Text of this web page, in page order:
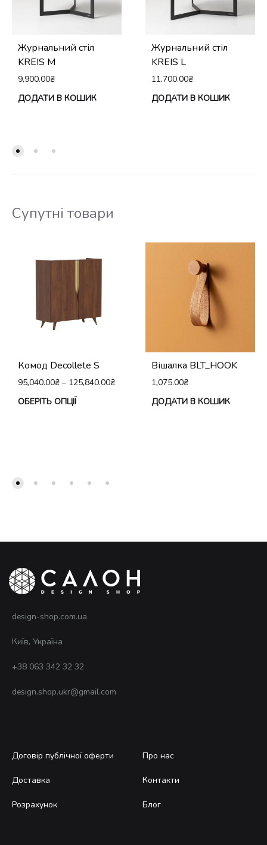
Журнальний стіл
KREIS M
9,900.00₴
ДОДАТИ В КОШИК
Журнальний стіл
KREIS L
11,700.00₴
ДОДАТИ В КОШИК
Супутні товари
Комод Decollete S
95,040.00₴ – 125,840.00₴
ОБЕРІТЬ ОПЦІЇ
товару
Вішалка BLT_HOOK
1,075.00₴
ДОДАТИ В КОШИК
design-shop.com.ua
Київ, Україна
+38 063 342 32 32
design.shop.ukr@gmail.com
Договір публічної оферти
Доставка
Розрахунок
Про нас
Контакти
Блог